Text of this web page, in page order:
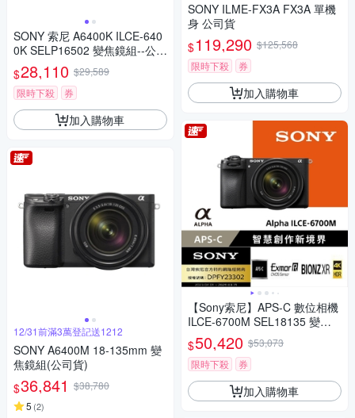
SONY 索尼 A6400K ILCE-640
0K SELP16502 變焦鏡組--公司
貨
$28,110 $29,589
限時下殺
券
加入購物車
12/31前滿3萬登記送1212
SONY A6400M 18-135mm 變
焦鏡組(公司貨)
$36,841 $38,780
5 (2)
SONY ILME-FX3A FX3A 單機
身 公司貨
$119,290 $125,568
限時下殺
券
加入購物車
【Sony索尼】APS-C 數位相機
ILCE-6700M SEL18135 變焦
鏡組 (公司貨 保固18+6個月)
$50,420 $53,073
限時下殺
券
加入購物車